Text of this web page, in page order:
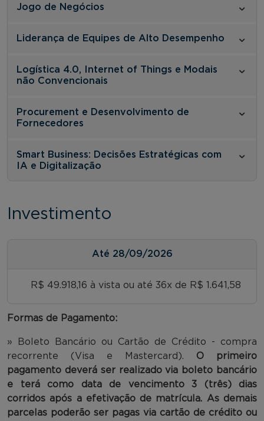
Jogo de Negócios
Liderança de Equipes de Alto Desempenho
Logística 4.0, Internet of Things e Modais
não Convencionais
Procurement e Desenvolvimento de
Fornecedores
Smart Business: Decisões Estratégicas com
IA e Digitalização
Investimento
Até 28/09/2026
R$ 49.918,16 à vista ou até 36x de R$ 1.641,58
Formas de Pagamento:
» Boleto Bancário ou Cartão de Crédito - compra
recorrente (Visa e Mastercard). O primeiro
pagamento deverá ser realizado via boleto bancário
e terá como data de vencimento 3 (três) dias
corridos após a efetivação de matrícula. As demais
parcelas poderão ser pagas via cartão de crédito ou